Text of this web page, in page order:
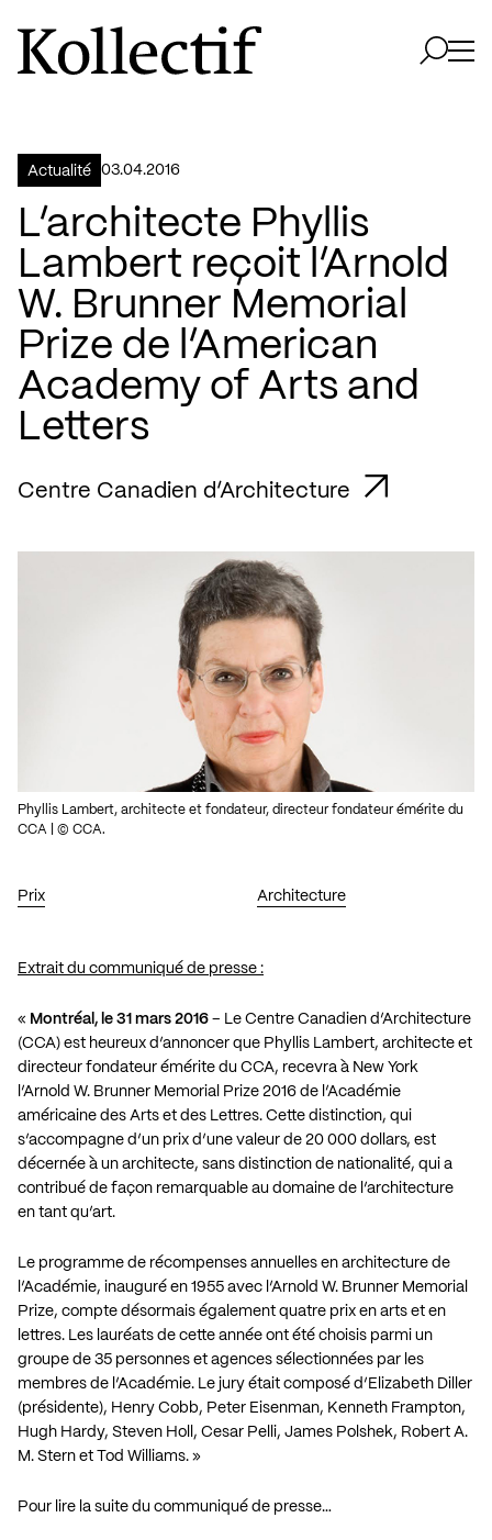
Aller à la page d'accueil
Logo Kollectif
Actualité 03.04.2016
L’architecte Phyllis
Lambert reçoit l’Arnold
W. Brunner Memorial
Prize de l’American
Academy of Arts and
Letters
Centre Canadien d’Architecture
Prix Architecture
Phyllis Lambert, architecte et fondateur, directeur fondateur émérite du
CCA | © CCA.
Extrait du communiqué de presse :
« Montréal, le 31 mars 2016 – Le Centre Canadien d’Architecture
(CCA) est heureux d’annoncer que Phyllis Lambert, architecte et
directeur fondateur émérite du CCA, recevra à New York
l’Arnold W. Brunner Memorial Prize 2016 de l’Académie
américaine des Arts et des Lettres. Cette distinction, qui
s’accompagne d’un prix d’une valeur de 20 000 dollars, est
décernée à un architecte, sans distinction de nationalité, qui a
contribué de façon remarquable au domaine de l’architecture
en tant qu’art.
Le programme de récompenses annuelles en architecture de
l’Académie, inauguré en 1955 avec l’Arnold W. Brunner Memorial
Prize, compte désormais également quatre prix en arts et en
lettres. Les lauréats de cette année ont été choisis parmi un
groupe de 35 personnes et agences sélectionnées par les
membres de l’Académie. Le jury était composé d’Elizabeth Diller
(présidente), Henry Cobb, Peter Eisenman, Kenneth Frampton,
Hugh Hardy, Steven Holl, Cesar Pelli, James Polshek, Robert A.
M. Stern et Tod Williams. »
Pour lire la suite du communiqué de presse…